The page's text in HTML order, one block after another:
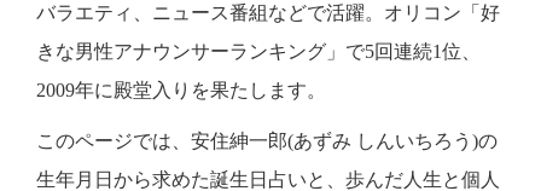
バラエティ、ニュース番組などで活躍。オリコン「好
きな男性アナウンサーランキング」で5回連続1位、
2009年に殿堂入りを果たします。
このページでは、安住紳一郎(あずみ しんいちろう)の
生年月日から求めた誕生日占いと、歩んだ人生と個人